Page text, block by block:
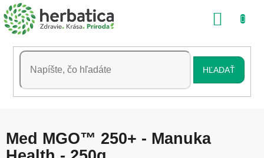
Prejsť
na
obsah
HĽADAŤ
Med MGO™ 250+ - Manuka